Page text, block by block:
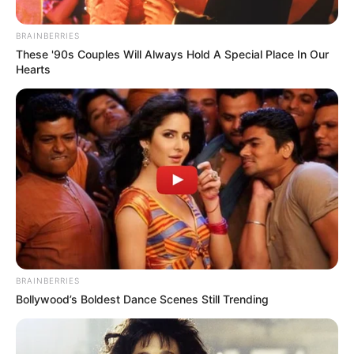
Cortesía
Capturado en Bello, Antioquia alias 'Fredy'
Por:Martín Manuel Díaz Rubio
Octubre 5, 2025
BRAINBERRIES
These '90s Couples Will Always Hold A Special Place In Our
Hearts
BRAINBERRIES
Bollywood’s Boldest Dance Scenes Still Trending